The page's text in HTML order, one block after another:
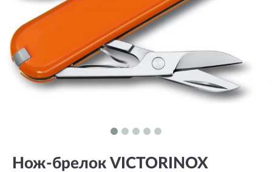
Нож-брелок VICTORINOX